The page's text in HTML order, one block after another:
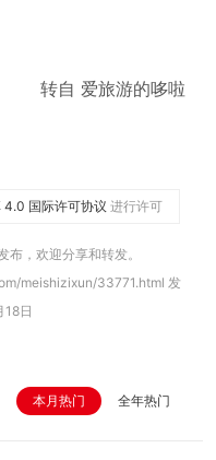
转自 爱旅游的哆啦
国际许可协议 进行许可
布，欢迎分享和转发。
meishizixun/33771.html 发
18日
本月热门 全年热门